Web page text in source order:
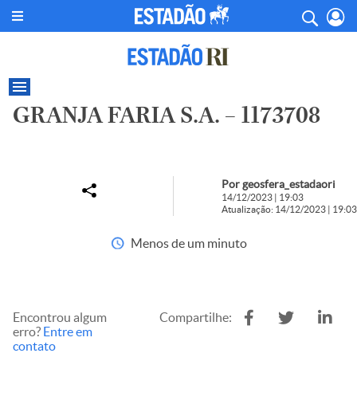
GRANJA FARIA S.A. – 1173708
Por geosfera_estadaori
14/12/2023 | 19:03
Atualização: 14/12/2023 | 19:03
Menos de um minuto
Encontrou algum
erro? Entre em
contato
Compartilhe: